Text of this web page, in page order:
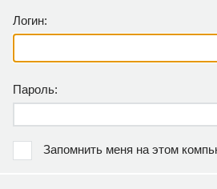
Логин:
Пароль:
Запомнить меня на этом